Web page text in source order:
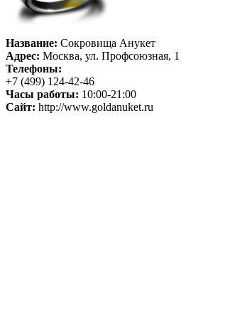
Название: Сокровища Анукет
Адрес: Москва, ул. Профсоюзная, 1
Телефоны:
+7 (499) 124-42-46
Часы работы: 10:00-21:00
Сайт: http://www.goldanuket.ru